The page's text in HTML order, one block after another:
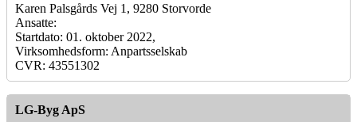
Karen Palsgårds Vej 1, 9280 Storvorde
Ansatte:
Startdato: 01. oktober 2022,
Virksomhedsform: Anpartsselskab
CVR: 43551302
LG-Byg ApS